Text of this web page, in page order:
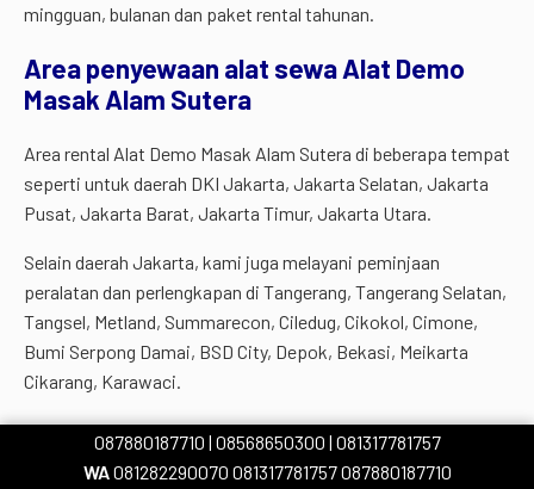
mingguan, bulanan dan paket rental tahunan.
Area penyewaan alat sewa Alat Demo
Masak Alam Sutera
Area rental Alat Demo Masak Alam Sutera di beberapa tempat
seperti untuk daerah DKI Jakarta, Jakarta Selatan, Jakarta
Pusat, Jakarta Barat, Jakarta Timur, Jakarta Utara.
Selain daerah Jakarta, kami juga melayani peminjaan
peralatan dan perlengkapan di Tangerang, Tangerang Selatan,
Tangsel, Metland, Summarecon, Ciledug, Cikokol, Cimone,
Bumi Serpong Damai, BSD City, Depok, Bekasi, Meikarta
Cikarang, Karawaci.
Kami juga melayani persewaan alat di Cipondoh, Bogor,
087880187710 | 08568650300 | 081317781757
WA081282290070 081317781757087880187710